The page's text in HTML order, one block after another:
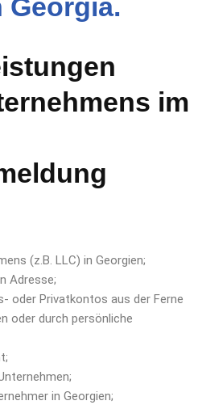
Georgia.
im
(z.B. LLC) in Georgien;
Adresse;
oder Privatkontos aus der Ferne
oder durch persönliche
in Georgien;